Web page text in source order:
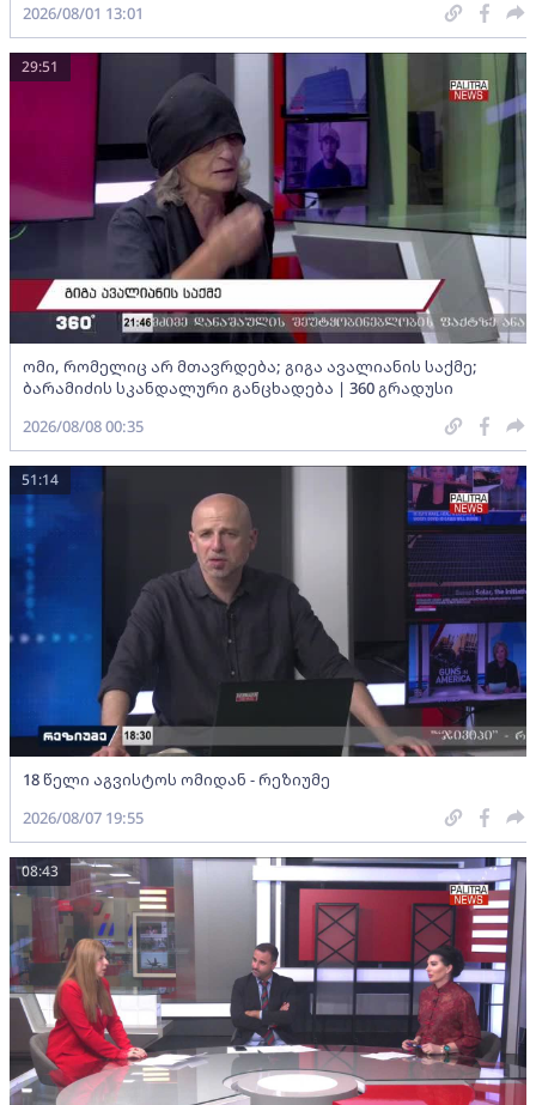
2026/08/01 13:01
ომი, რომელიც არ მთავრდება; გიგა ავალიანის საქმე;
ბარამიძის სკანდალური განცხადება | 360 გრადუსი
29:51
2026/08/08 00:35
18 წელი აგვისტოს ომიდან - რეზიუმე
51:14
2026/08/07 19:55
08:43